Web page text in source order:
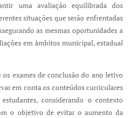
uma avaliação equilibrada dos
situações que serão enfrentadas
as mesmas oportunidades a
em âmbitos municipal, estadual
os exames de conclusão do ano letivo
em conta os conteúdos curriculares
considerando o contexto
o objetivo de evitar o aumento da